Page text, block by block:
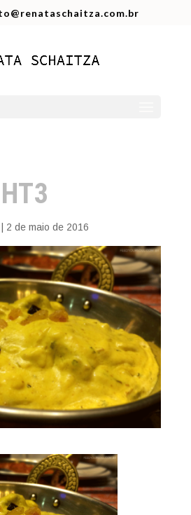
2 de maio de 2016